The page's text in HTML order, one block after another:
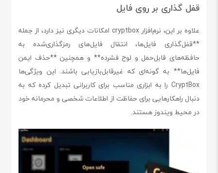
قفل گذاری بر روی فایل
علاوه بر این، نرم‌افزار cryptbox امکانات دیگری نیز دارد، از جمله
**قفل‌گذاری فایل‌ها، انتقال فایل‌های رمزگذاری‌شده به
حافظه‌های قابل‌حمل و لوح فشرده** و همچنین **حذف ایمن
فایل‌ها** به گونه‌ای که غیرقابل‌بازیابی باشند. این ویژگی‌ها
CryptBox را به ابزاری مناسب برای کاربرانی تبدیل کرده که به
دنبال راهکارهایی برای حفاظت از اطلاعات شخصی و محرمانه خود
در محیط ویندوز هستند.